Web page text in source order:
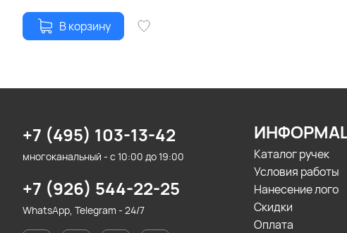
В корзину
+7 (495) 103-13-42
многоканальный - с 10:00 до 19:00
+7 (926) 544-22-25
WhatsApp, Telegram - 24/7
Каталог ручек
Условия работы
Нанесение лого
Скидки
Оплата